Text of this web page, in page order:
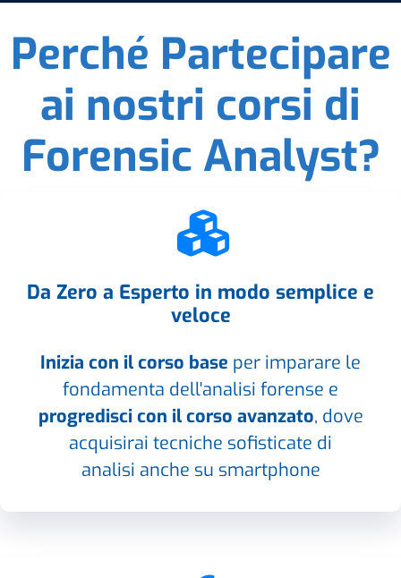
Perché Partecipare
ai nostri corsi di
Forensic Analyst?
Da Zero a Esperto in modo semplice e
veloce
Inizia con il corso base per imparare le
fondamenta dell'analisi forense e
progredisci con il corso avanzato, dove
acquisirai tecniche sofisticate di
analisi anche su smartphone